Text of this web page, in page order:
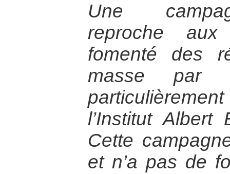
Une
reproche aux
fomenté des
masse
l’Institut Albert
Cette
et n’a pas de